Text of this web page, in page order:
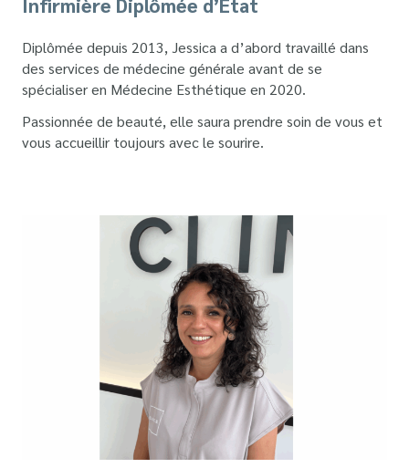
Diplômée depuis 2013, Jessica a d’abord travaillé dans
des services de médecine générale avant de se
spécialiser en Médecine Esthétique en 2020.
Passionnée de beauté, elle saura prendre soin de vous et
vous accueillir toujours avec le sourire.